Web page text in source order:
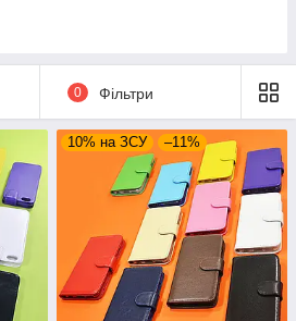
0 Фільтри
10% на ЗСУ –11%